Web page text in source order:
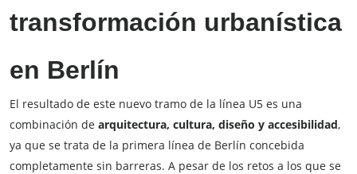
transformación urbanística
en Berlín
El resultado de este nuevo tramo de la línea U5 es una
combinación de arquitectura, cultura, diseño y accesibilidad,
ya que se trata de la primera línea de Berlín concebida
completamente sin barreras. A pesar de los retos a los que se